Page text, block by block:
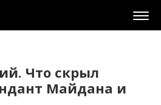
Что скрыл
Майдана и